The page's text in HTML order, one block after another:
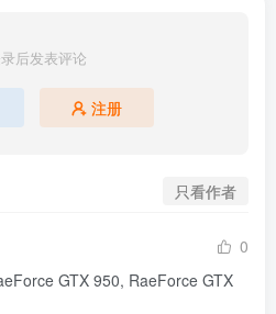
后发表评论
注册
只看作者
0
GTX 950, RaeForce GTX